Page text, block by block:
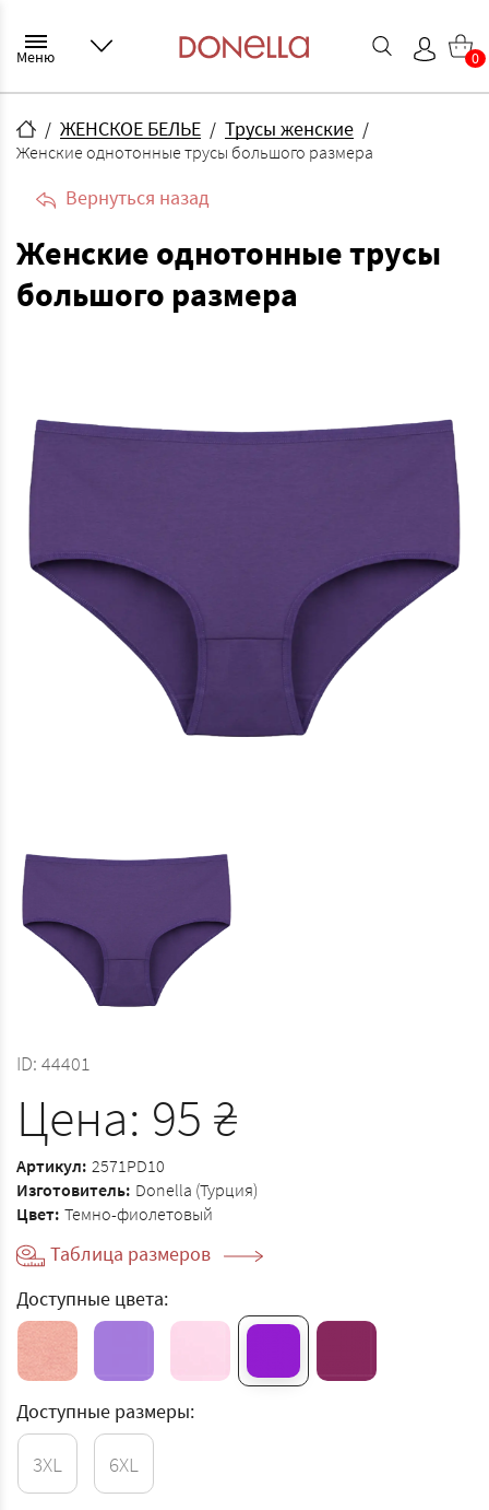
Меню 0
ЖЕНСКОЕ БЕЛЬЕ Трусы женские
Женские однотонные трусы большого размера
Вернуться назад
Женские однотонные трусы
большого размера
ID: 44401
Цена: 95 ₴
Артикул: 2571PD10
Изготовитель: Donella (Турция)
Цвет: Темно-фиолетовый
Таблица размеров
Доступные цвета:
Доступные размеры:
3XL 6XL